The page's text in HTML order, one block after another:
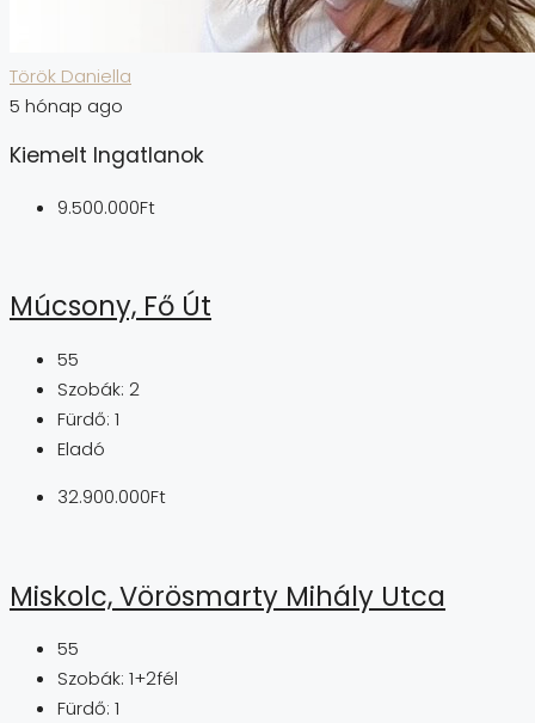
Török Daniella
5 hónap ago
Kiemelt Ingatlanok
9.500.000Ft
Múcsony, Fő Út
55
Szobák: 2
Fürdő: 1
Eladó
32.900.000Ft
Miskolc, Vörösmarty Mihály Utca
55
Szobák: 1+2fél
Fürdő: 1